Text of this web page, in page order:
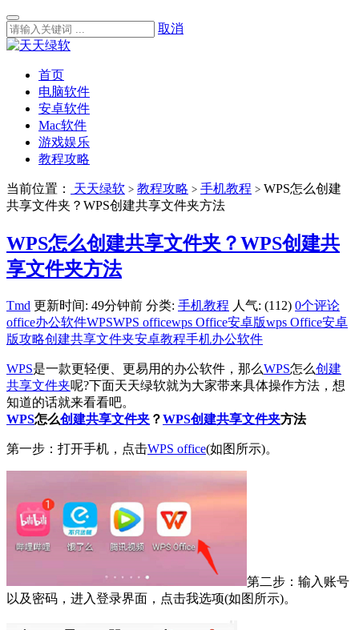
取消
首页
电脑软件
安卓软件
Mac软件
游戏娱乐
教程攻略
当前位置： 天天绿软 > 教程攻略 > 手机教程 > WPS怎么创建
共享文件夹？WPS创建共享文件夹方法
WPS怎么创建共享文件夹？WPS创建共
享文件夹方法
Tmd 更新时间: 49分钟前 分类: 手机教程 人气: (112) 0个评论
office办公软件WPSWPS officewps Office安卓版wps Office安卓
版攻略创建共享文件夹安卓教程手机办公软件
WPS是一款更轻便、更易用的办公软件，那么WPS怎么创建
共享文件夹呢?下面天天绿软就为大家带来具体操作方法，想
知道的话就来看看吧。
WPS怎么创建共享文件夹 ？WPS创建共享文件夹方法
第一步：打开手机，点击WPS office(如图所示)。
第二步：输入账号
以及密码，进入登录界面，点击我选项(如图所示)。